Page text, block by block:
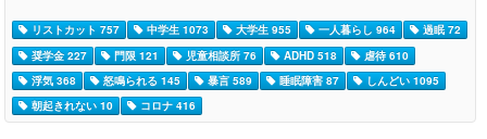
リストカット 757 中学生 1073 大学生 955 一人暮らし 964
過眠 72
奨学金 227
門限 121 児童相談所 76 ADHD 518
虐待 610
浮気 368
怒鳴られる 145 暴言 589 睡眠障害 87
しんどい 1095
朝起きれない 10
コロナ 416